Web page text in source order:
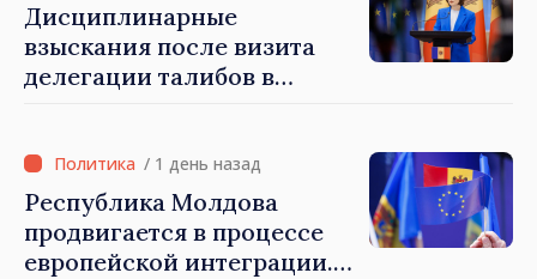
Дисциплинарные
взыскания после визита
делегации талибов в
занимающие высокие
должности, не знают
политики государства»
/ 1 день назад
Республика Молдова
продвигается в процессе
европейской интеграции.